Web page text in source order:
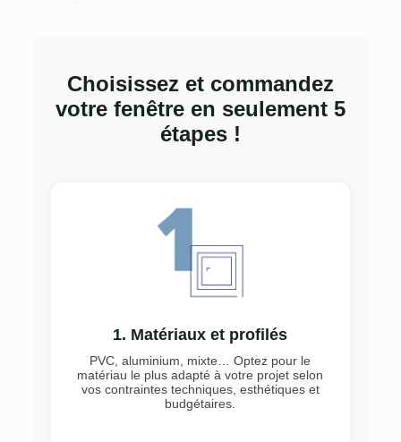
Choisissez et commandez
votre fenêtre en seulement 5
étapes !
1. Matériaux et profilés
PVC, aluminium, mixte… Optez pour le
matériau le plus adapté à votre projet selon
vos contraintes techniques, esthétiques et
budgétaires.